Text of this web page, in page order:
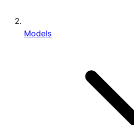
Models